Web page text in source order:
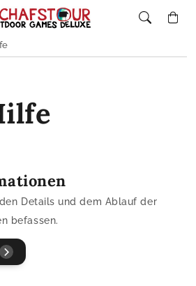
Details und dem Ablauf der
befassen.